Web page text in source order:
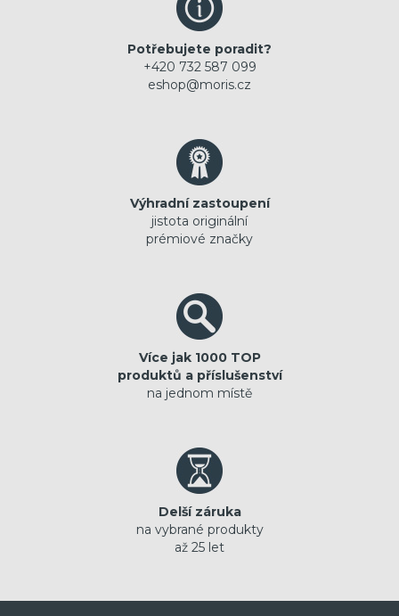
Potřebujete poradit?
+420 732 587 099
eshop@moris.cz
Výhradní zastoupení
jistota originální
prémiové značky
Více jak 1000 TOP
produktů a příslušenství
na jednom místě
Delší záruka
na vybrané produkty
až 25 let